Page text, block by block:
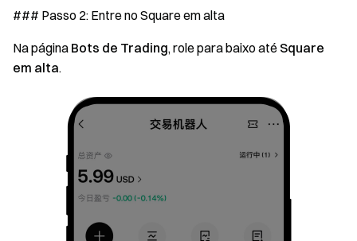
### Passo 2: Entre no Square em alta
Na página Bots de Trading, role para baixo até Square
em alta.